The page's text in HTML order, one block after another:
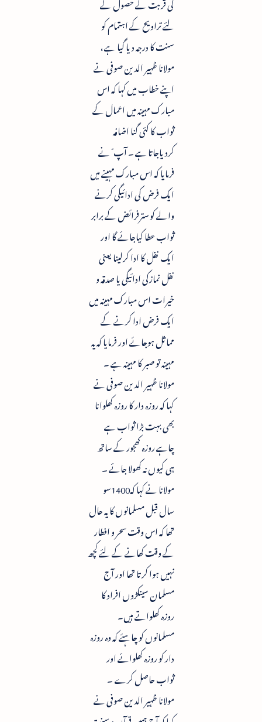
لئے تراویح کے اہتمام کو
سنت کا درجہ دیا گیا ہے ،
مولانا ظہیر الدین صوفی نے
اپنے خطاب میں کہا کہ اس
مبارک مہینہ میں اعمال کے
ثواب کا کئی گنا اضافہ
کردیاجاتا ہے ۔ آپ ؐ نے
فرمایا کہ اس مبارک مہینے میں
ایک فرض کی ادائیگی کرنے
والے کو سترفرائض کے برابر
ثواب عطا کیاجائے گا اور
ایک نفل کا ادا کرلینا یعنی
نفل نمازکی ادائیگی یا صدقہ و
خیرات اس مبارک مہینہ میں
ایک فرض ادا کرنے کے
مماثل ہوجائے اور فرمایا کہ یہ
مہینہ تو صبر کا مہینہ ہے ۔
مولانا ظہیر الدین صوفی نے
کہا کہ روزہ دار کا روزہ کھلوانا
بھی بہت بڑا ثواب ہے
چاہے روزہ کھجور کے ساتھ
ہی کیوں نہ کھولا جائے ۔
مولانا نے کہا کہ1400سو
سال قبل مسلمانوں کا یہ حال
تھا کہ اس وقت سحر و افطار
کے وقت کھانے کے لئے کچھ
نہیں ہوا کرتا تھا اور آج
مسلمان سینکڑوں افراد کا
روزہ کھلواتے ہیں۔
مسلمانوں کو چاہئے کہ وہ روزہ
دار کو روزہ کھلوائے اور
ثواب حاصل کرے ۔
مولانا ظہیر الدین صوفی نے